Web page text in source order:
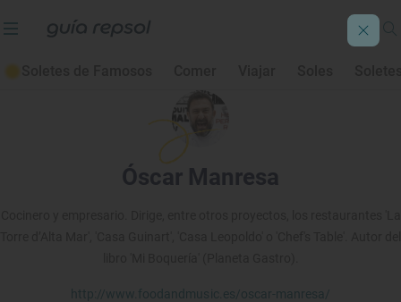
Óscar Manresa
http://www.foodandmusic.es/oscar-manresa/